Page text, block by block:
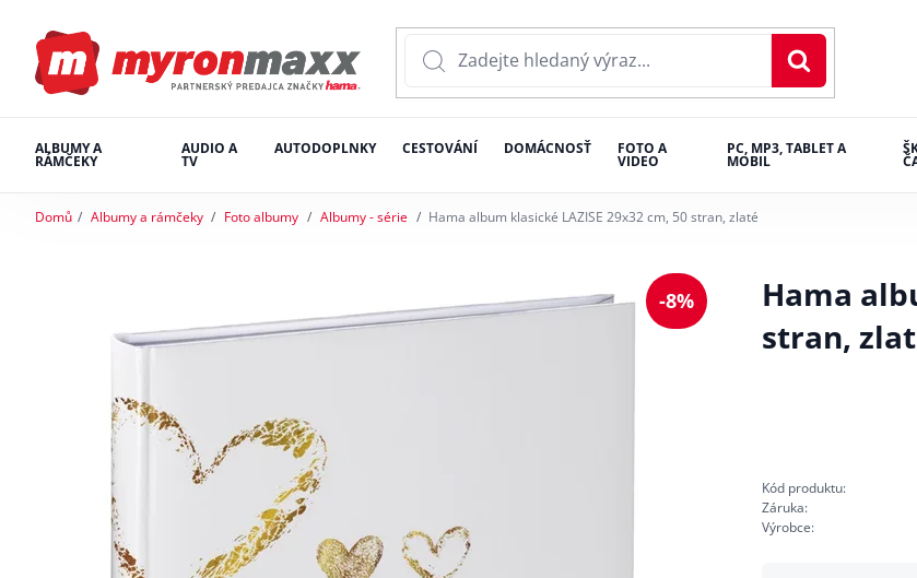
ALBUMY A
RÁMČEKY
AUDIO A
TV
AUTODOPLNKY CESTOVÁNÍ DOMÁCNOSŤ FOTO A
VIDEO
PC, MP3, TABLET A
MOBIL
Domů Albumy a rámčeky Foto albumy Albumy - série Hama album klasické LAZISE 29x32 cm, 50 stran, zlaté
-8%
Hama
stran,
Kód produktu:
Záruka:
Výrobce: